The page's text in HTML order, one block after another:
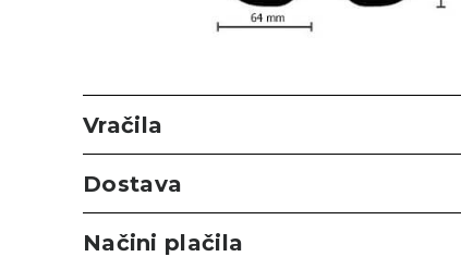
Vračila
Dostava
Načini plačila